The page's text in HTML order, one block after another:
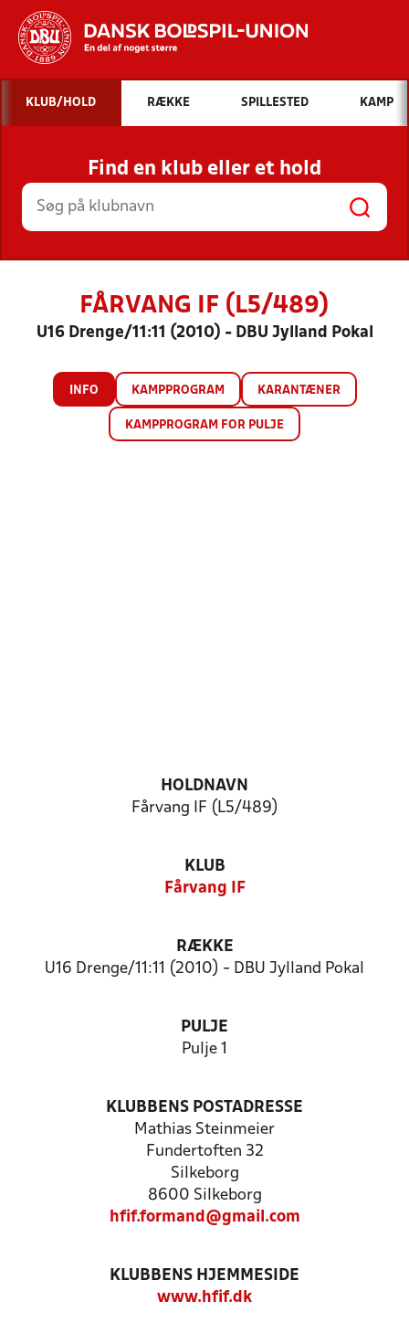
Hvad vil du søge efter?
INDHOLD OG NYHEDER
STILLINGER, RESULTATER, KLUBBER OG
HOLD
KLUB/HOLD RÆKKE SPILLESTED KAMP
Find en klub eller et hold
FÅRVANG IF (L5/489)
U16 Drenge/11:11 (2010) - DBU Jylland Pokal
INFO KAMPPROGRAM KARANTÆNER
KAMPPROGRAM FOR PULJE
HOLDNAVN
Fårvang IF (L5/489)
KLUB
Fårvang IF
RÆKKE
U16 Drenge/11:11 (2010) - DBU Jylland Pokal
PULJE
Pulje 1
KLUBBENS POSTADRESSE
Mathias Steinmeier
Fundertoften 32
Silkeborg
8600 Silkeborg
hfif.formand@gmail.com
KLUBBENS HJEMMESIDE
www.hfif.dk